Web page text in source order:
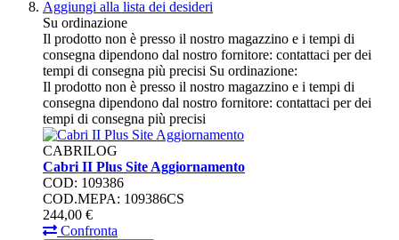
Aggiungi alla lista dei desideri
Su ordinazione
Il prodotto non è presso il nostro magazzino e i tempi di
consegna dipendono dal nostro fornitore: contattaci per dei
tempi di consegna più precisi Su ordinazione:
Il prodotto non è presso il nostro magazzino e i tempi di
consegna dipendono dal nostro fornitore: contattaci per dei
tempi di consegna più precisi
CABRILOG
Cabri II Plus Site Aggiornamento
COD: 109386
COD.MEPA: 109386CS
244,00 €
Confronta